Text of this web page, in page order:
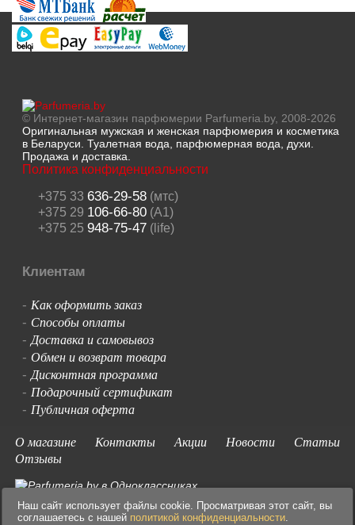
© Интернет-магазин парфюмерии Parfumeria.by, 2008-2026
Оригинальная мужская и женская парфюмерия и косметика
в Беларуси. Туалетная вода, парфюмерная вода, духи.
Продажа и доставка.
Политика конфиденциальности
+375 33 636-29-58(мтс)
+375 29 106-66-80(A1)
+375 25 948-75-47(life)
Клиентам
- Как оформить заказ
- Способы оплаты
-Доставка и самовывоз
- Обмен и возврат товара
-Дисконтная программа
- Подарочный сертификат
- Публичная оферта
О магазине
Контакты Акции Новости
Статьи
Отзывы
Наш сайт использует файлы cookie. Просматривая этот сайт, вы
соглашаетесь с нашей политикой конфиденциальности.